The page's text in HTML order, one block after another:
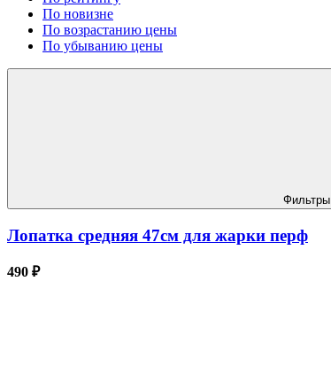
По новизне
По возрастанию цены
По убыванию цены
Фильтры
Лопатка средняя 47см для жарки перф
490 ₽